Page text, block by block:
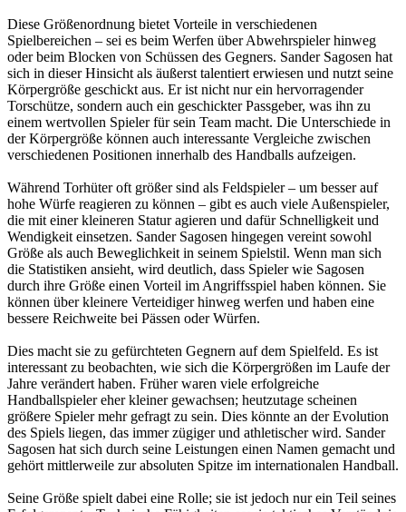
Diese Größenordnung bietet Vorteile in verschiedenen
Spielbereichen – sei es beim Werfen über Abwehrspieler hinweg
oder beim Blocken von Schüssen des Gegners. Sander Sagosen hat
sich in dieser Hinsicht als äußerst talentiert erwiesen und nutzt seine
Körpergröße geschickt aus. Er ist nicht nur ein hervorragender
Torschütze, sondern auch ein geschickter Passgeber, was ihn zu
einem wertvollen Spieler für sein Team macht. Die Unterschiede in
der Körpergröße können auch interessante Vergleiche zwischen
verschiedenen Positionen innerhalb des Handballs aufzeigen.
Während Torhüter oft größer sind als Feldspieler – um besser auf
hohe Würfe reagieren zu können – gibt es auch viele Außenspieler,
die mit einer kleineren Statur agieren und dafür Schnelligkeit und
Wendigkeit einsetzen. Sander Sagosen hingegen vereint sowohl
Größe als auch Beweglichkeit in seinem Spielstil. Wenn man sich
die Statistiken ansieht, wird deutlich, dass Spieler wie Sagosen
durch ihre Größe einen Vorteil im Angriffsspiel haben können. Sie
können über kleinere Verteidiger hinweg werfen und haben eine
bessere Reichweite bei Pässen oder Würfen.
Dies macht sie zu gefürchteten Gegnern auf dem Spielfeld. Es ist
interessant zu beobachten, wie sich die Körpergrößen im Laufe der
Jahre verändert haben. Früher waren viele erfolgreiche
Handballspieler eher kleiner gewachsen; heutzutage scheinen
größere Spieler mehr gefragt zu sein. Dies könnte an der Evolution
des Spiels liegen, das immer zügiger und athletischer wird. Sander
Sagosen hat sich durch seine Leistungen einen Namen gemacht und
gehört mittlerweile zur absoluten Spitze im internationalen Handball.
Seine Größe spielt dabei eine Rolle; sie ist jedoch nur ein Teil seines